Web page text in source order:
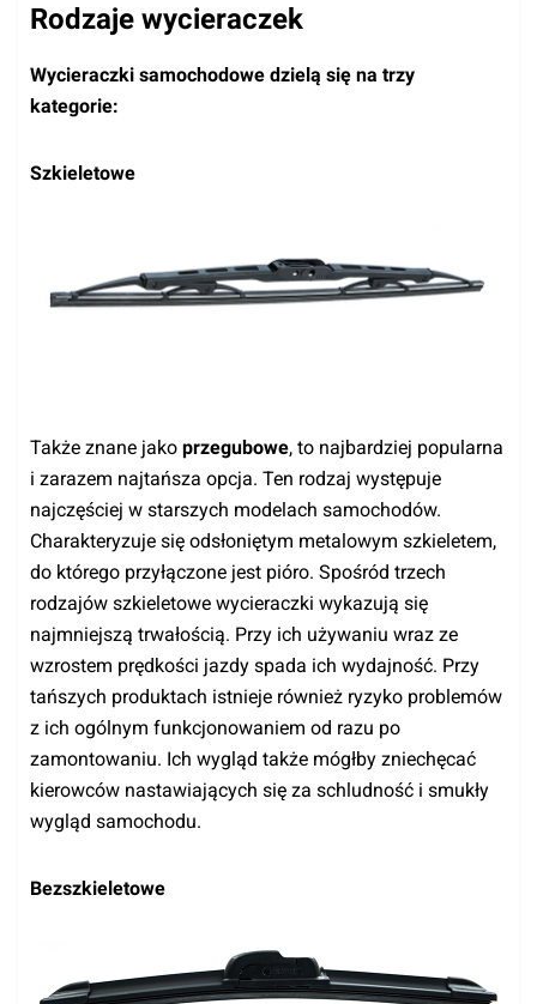
Rodzaje wycieraczek
Wycieraczki samochodowe dzielą się na trzy
kategorie:
Szkieletowe
Także znane jako przegubowe, to najbardziej popularna
i zarazem najtańsza opcja. Ten rodzaj występuje
najczęściej w starszych modelach samochodów.
Charakteryzuje się odsłoniętym metalowym szkieletem,
do którego przyłączone jest pióro. Spośród trzech
rodzajów szkieletowe wycieraczki wykazują się
najmniejszą trwałością. Przy ich używaniu wraz ze
wzrostem prędkości jazdy spada ich wydajność. Przy
tańszych produktach istnieje również ryzyko problemów
z ich ogólnym funkcjonowaniem od razu po
zamontowaniu. Ich wygląd także mógłby zniechęcać
kierowców nastawiających się za schludność i smukły
wygląd samochodu.
Bezszkieletowe